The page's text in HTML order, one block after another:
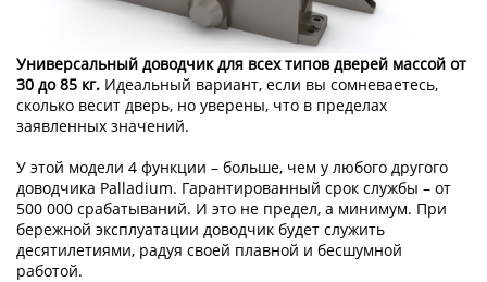
Универсальный доводчик для всех типов дверей массой от
30 до 85 кг. Идеальный вариант, если вы сомневаетесь,
сколько весит дверь, но уверены, что в пределах
заявленных значений.
У этой модели 4 функции – больше, чем у любого другого
доводчика Palladium. Гарантированный срок службы – от
500 000 срабатываний. И это не предел, а минимум. При
бережной эксплуатации доводчик будет служить
десятилетиями, радуя своей плавной и бесшумной
работой.